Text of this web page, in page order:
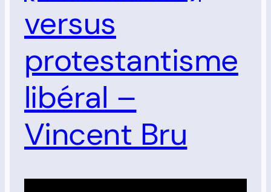
versus
protestantisme
libéral –
Vincent Bru